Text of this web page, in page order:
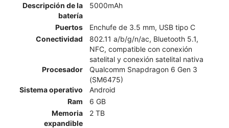
Descripción de la
batería
5000mAh
Puertos
Enchufe de 3.5 mm, USB tipo C
Conectividad
802.11 a/b/g/n/ac, Bluetooth 5.1,
NFC, compatible con conexión
satelital y conexión satelital nativa
Procesador
Qualcomm Snapdragon 6 Gen 3
(SM6475)
Sistema operativo
Android
Ram
6 GB
Memoria
expandible
2 TB